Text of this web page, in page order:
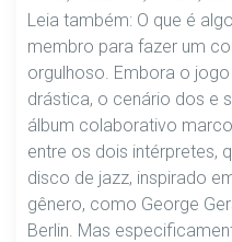
Leia também: O que é
membro para fazer um
orgulhoso. Embora o
drástica, o cenário dos e
álbum colaborativo
entre os dois intérpretes,
disco de jazz, inspirado
gênero, como George
Berlin. Mas